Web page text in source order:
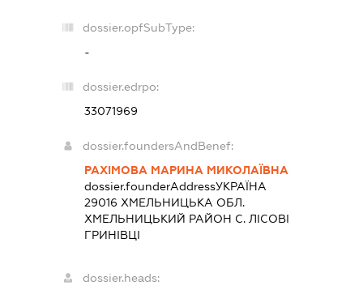
dossier.opfSubType:
-
dossier.edrpo:
33071969
dossier.foundersAndBenef:
РАХІМОВА МАРИНА МИКОЛАЇВНА
dossier.founderAddressУКРАЇНА
29016 ХМЕЛЬНИЦЬКА ОБЛ.
ХМЕЛЬНИЦЬКИЙ РАЙОН С. ЛІСОВІ
ГРИНІВЦІ
dossier.heads: